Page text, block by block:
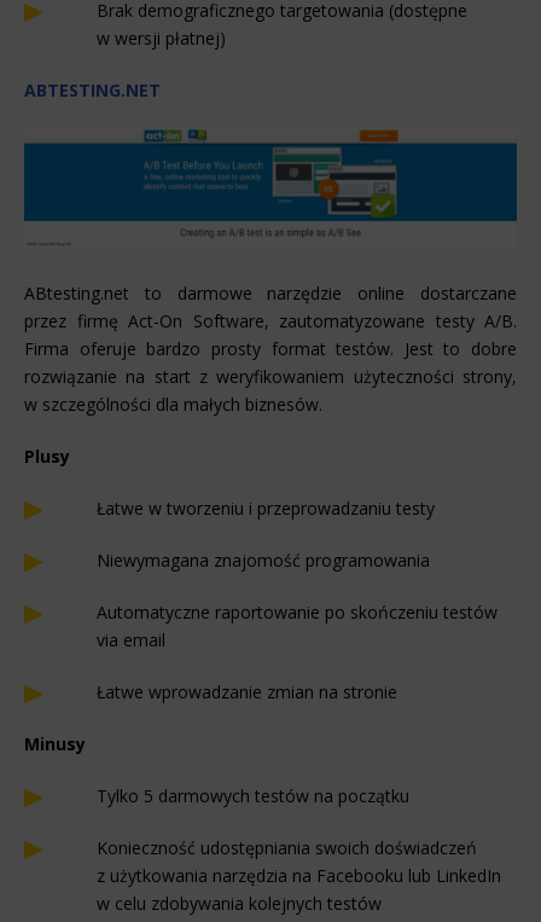
Brak demograficznego targetowania (dostępne
w wersji płatnej)
ABTESTING.NET
ABtesting.net to darmowe narzędzie online dostarczane
przez firmę Act-On Software, zautomatyzowane testy A/B.
Firma oferuje bardzo prosty format testów. Jest to dobre
rozwiązanie na start z weryfikowaniem użyteczności strony,
w szczególności dla małych biznesów.
Plusy
Łatwe w tworzeniu i przeprowadzaniu testy
Niewymagana znajomość programowania
Automatyczne raportowanie po skończeniu testów
via email
Łatwe wprowadzanie zmian na stronie
Minusy
Tylko 5 darmowych testów na początku
Konieczność udostępniania swoich doświadczeń
z użytkowania narzędzia na Facebooku lub LinkedIn
w celu zdobywania kolejnych testów